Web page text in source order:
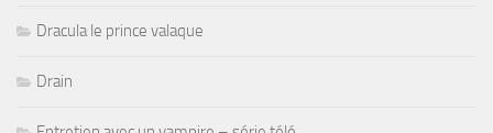
Dracula le prince valaque
Drain